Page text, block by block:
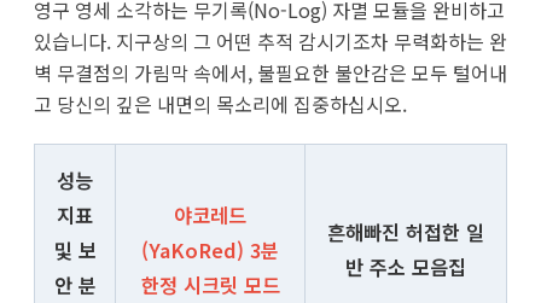
영구 영세 소각하는 무기록(No-Log) 자멸 모듈을 완비하고
있습니다. 지구상의 그 어떤 추적 감시기조차 무력화하는 완
벽 무결점의 가림막 속에서, 불필요한 불안감은 모두 털어내
고 당신의 깊은 내면의 목소리에 집중하십시오.
성능
지표
및 보
안 분
야코레드
(YaKoRed) 3분
한정 시크릿 모드
흔해빠진 허접한 일
반 주소 모음집